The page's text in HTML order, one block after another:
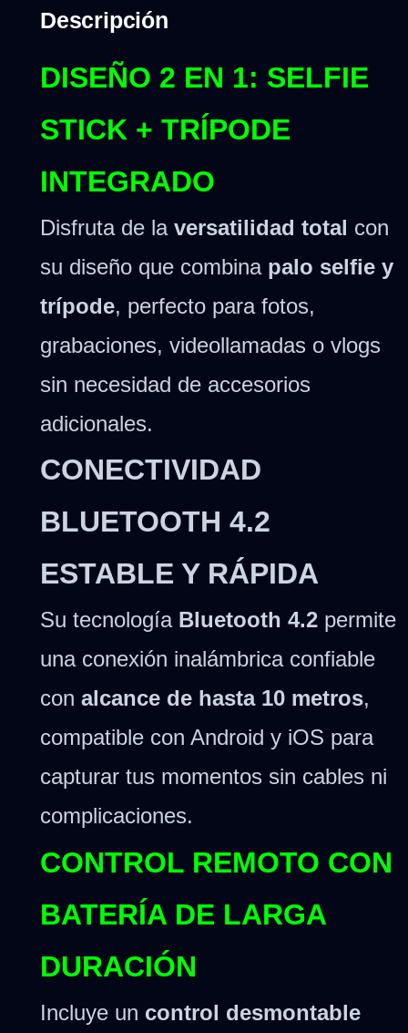
Descripción
DISEÑO 2 EN 1: SELFIE
STICK + TRÍPODE
INTEGRADO
Disfruta de la versatilidad total con
su diseño que combina palo selfie y
trípode, perfecto para fotos,
grabaciones, videollamadas o vlogs
sin necesidad de accesorios
adicionales.
CONECTIVIDAD
BLUETOOTH 4.2
ESTABLE Y RÁPIDA
Su tecnología Bluetooth 4.2 permite
una conexión inalámbrica confiable
con alcance de hasta 10 metros,
compatible con Android y iOS para
capturar tus momentos sin cables ni
complicaciones.
CONTROL REMOTO CON
BATERÍA DE LARGA
DURACIÓN
Incluye un control desmontable